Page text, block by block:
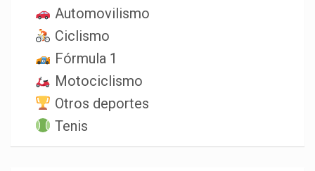
Automovilismo
Ciclismo
Fórmula 1
Motociclismo
Otros deportes
Tenis